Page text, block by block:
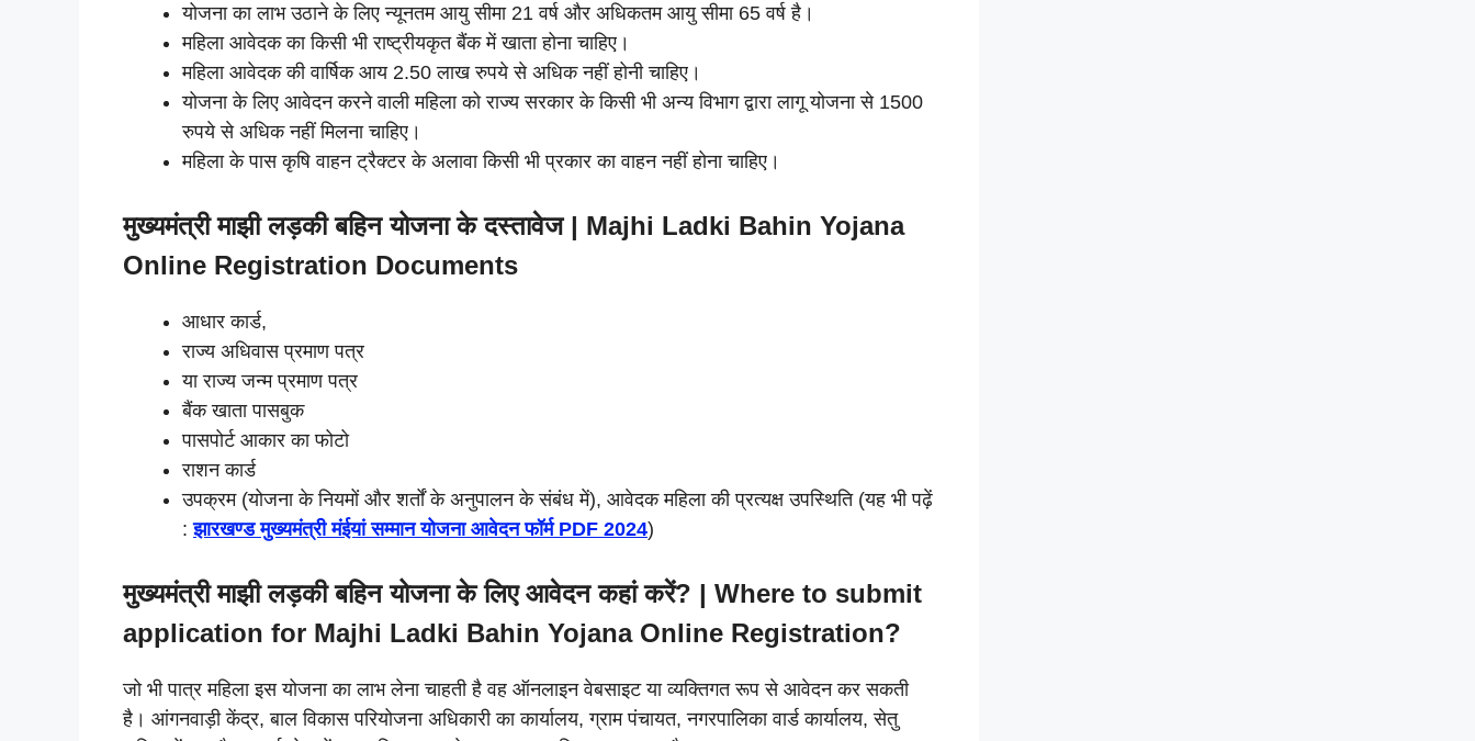
योजना का लाभ उठाने के लिए न्यूनतम आयु सीमा 21 वर्ष और अधिकतम आयु सीमा 65 वर्ष है।
महिला आवेदक का किसी भी राष्ट्रीयकृत बैंक में खाता होना चाहिए।
महिला आवेदक की वार्षिक आय 2.50 लाख रुपये से अधिक नहीं होनी चाहिए।
योजना के लिए आवेदन करने वाली महिला को राज्य सरकार के किसी भी अन्य विभाग द्वारा लागू योजना से 1500
रुपये से अधिक नहीं मिलना चाहिए।
महिला के पास कृषि वाहन ट्रैक्टर के अलावा किसी भी प्रकार का वाहन नहीं होना चाहिए।
मुख्यमंत्री माझी लड़की बहिन योजना के दस्तावेज | Majhi Ladki Bahin Yojana
Online Registration Documents
आधार कार्ड,
राज्य अधिवास प्रमाण पत्र
या राज्य जन्म प्रमाण पत्र
बैंक खाता पासबुक
पासपोर्ट आकार का फोटो
राशन कार्ड
उपक्रम (योजना के नियमों और शर्तों के अनुपालन के संबंध में), आवेदक महिला की प्रत्यक्ष उपस्थिति (यह भी पढ़ें
:झारखण्ड मुख्यमंत्री मंईयां सम्मान योजना आवेदन फॉर्म PDF 2024)
मुख्यमंत्री माझी लड़की बहिन योजना के लिए आवेदन कहां करें? | Where to submit
application for Majhi Ladki Bahin Yojana Online Registration?
जो भी पात्र महिला इस योजना का लाभ लेना चाहती है वह ऑनलाइन वेबसाइट या व्यक्तिगत रूप से आवेदन कर सकती
है। आंगनवाड़ी केंद्र, बाल विकास परियोजना अधिकारी का कार्यालय, ग्राम पंचायत, नगरपालिका वार्ड कार्यालय, सेतु